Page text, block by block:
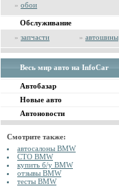
» обои
Обслуживание
» запчасти » автошины
Весь мир авто на InfoCar
Автобазар
Новые авто
Автоновости
Смотрите также:
автосалоны BMW
СТО BMW
купить б/у BMW
отзывы BMW
тесты BMW